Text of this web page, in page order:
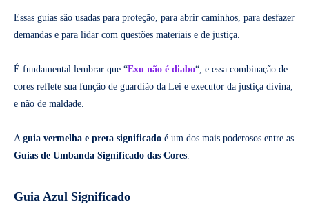
Essas guias são usadas para proteção, para abrir caminhos, para desfazer
demandas e para lidar com questões materiais e de justiça.
É fundamental lembrar que “Exu não é diabo“, e essa combinação de
cores reflete sua função de guardião da Lei e executor da justiça divina,
e não de maldade.
A guia vermelha e preta significado é um dos mais poderosos entre as
Guias de Umbanda Significado das Cores.
Guia Azul Significado